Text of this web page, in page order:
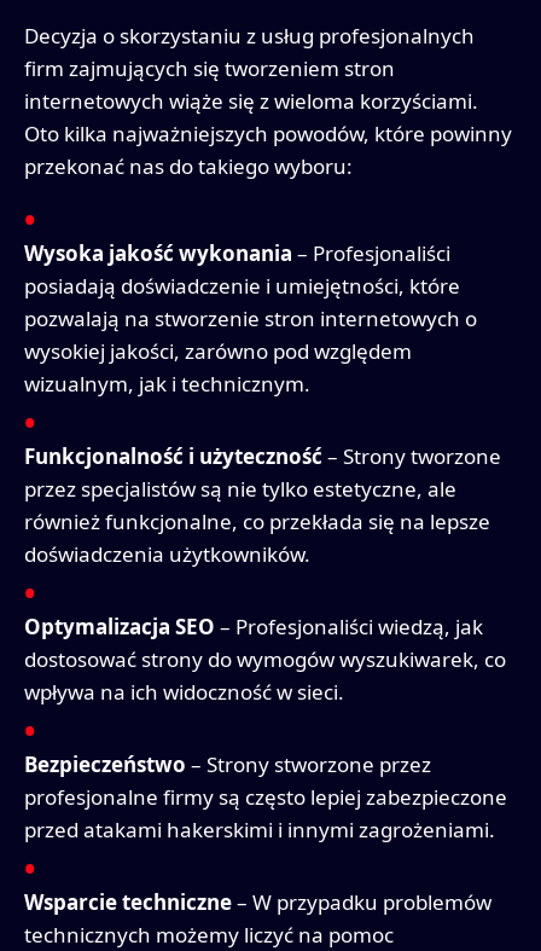
Decyzja o skorzystaniu z usług profesjonalnych
firm zajmujących się tworzeniem stron
internetowych wiąże się z wieloma korzyściami.
Oto kilka najważniejszych powodów, które powinny
przekonać nas do takiego wyboru:
Wysoka jakość wykonania – Profesjonaliści
posiadają doświadczenie i umiejętności, które
pozwalają na stworzenie stron internetowych o
wysokiej jakości, zarówno pod względem
wizualnym, jak i technicznym.
Funkcjonalność i użyteczność – Strony tworzone
przez specjalistów są nie tylko estetyczne, ale
również funkcjonalne, co przekłada się na lepsze
doświadczenia użytkowników.
Optymalizacja SEO – Profesjonaliści wiedzą, jak
dostosować strony do wymogów wyszukiwarek, co
wpływa na ich widoczność w sieci.
Bezpieczeństwo – Strony stworzone przez
profesjonalne firmy są często lepiej zabezpieczone
przed atakami hakerskimi i innymi zagrożeniami.
Wsparcie techniczne– W przypadku problemów
technicznych możemy liczyć na pomoc